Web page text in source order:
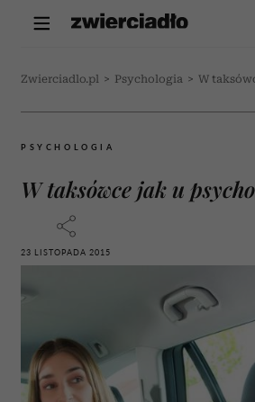
Zwierciadlo.pl > Psychologia > W
PSYCHOLOGIA
W taksówce jak u
23 LISTOPADA 2015